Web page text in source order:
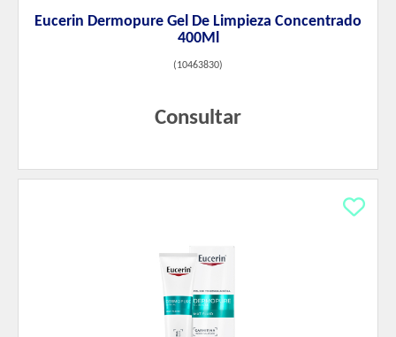
Eucerin Dermopure Gel De Limpieza Concentrado
400Ml
(10463830)
Consultar